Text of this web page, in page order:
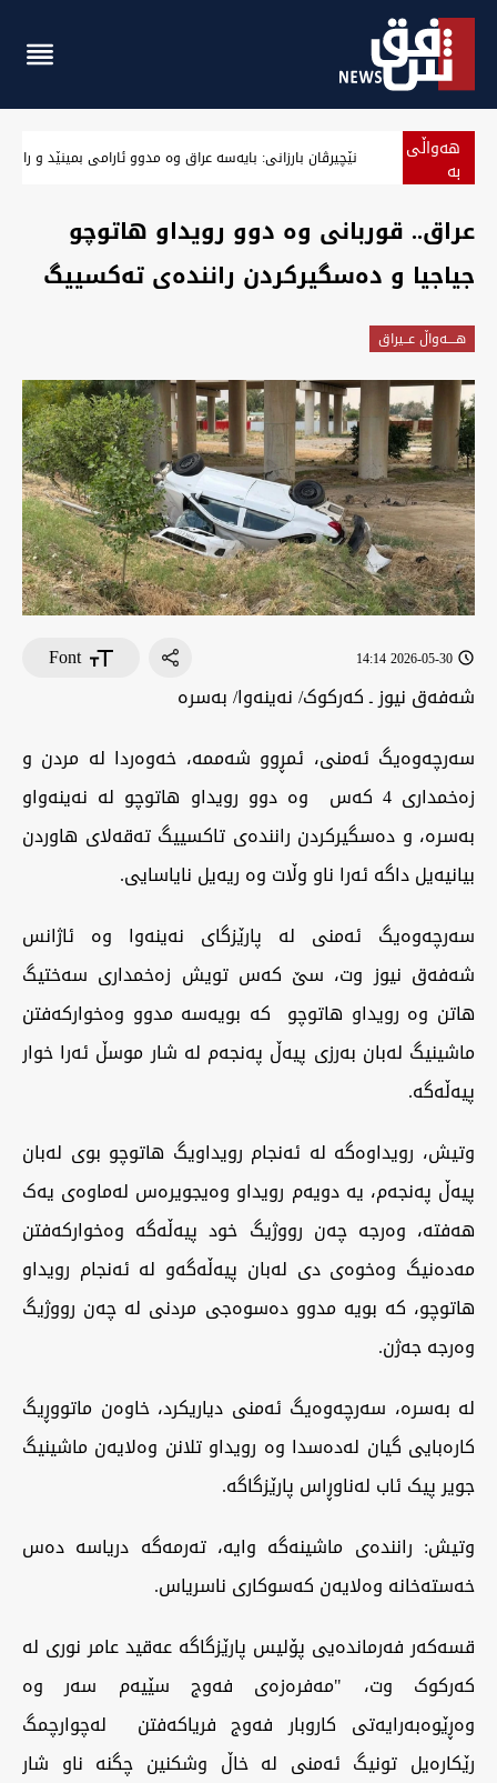
هەواڵی
بە نێچیرڤان بارزانی: بایەسە عراق وە مدوو ئارامی بمینێد و
‏عراق.. قوربانی وە دوو رویداو هاتوچو
جياجیا و دەسگیرکردن رانندەی تەکسییگ
هــــه‌واڵ عــیراق
2026-05-30 14:14
Font
شەفەق نیوز ـ کەرکوک/ نەینەوا/ بەسرە
‏سەرچەوەیگ ئەمنی، ئمڕوو شەممە، خەوەردا لە مردن و
زەخمداری 4 کەس وە دوو رویداو هاتوچو لە نەینەواو
بەسرە، و دەسگیرکردن رانندەی تاکسییگ تەقەلای هاوردن
بیانیەیل داگە ئەرا ناو وڵات وە ریەیل نایاسایی.
‏سەرچەوەیگ ئەمنی لە پارێزگای نەینەوا وە ئاژانس
شەفەق نیوز وت، سێ کەس تویش زەخمداری سەختیگ
هاتن وە رویداو هاتوچو کە بویەسە مدوو وەخوارکەفتن
ماشینیگ لەبان بەرزی پیەڵ پەنجەم لە شار موسڵ ئەرا خوار
پیەڵەگە.
‏وتیش، رویداوەگە لە ئەنجام رویداویگ هاتوچو بوی لەبان
پیەڵ پەنجەم، یە دویەم رویداو وەیجویرەس لەماوەی یەک
هەفتە، وەرجە چەن رووژیگ خود پیەڵەگە وەخوارکەفتن
مەدەنیگ وەخوەی دی لەبان پیەڵەگەو لە ئەنجام رویداو
هاتوچو، کە بویە مدوو دەسوەجی مردنی لە چەن رووژیگ
وەرجە جەژن.
‏لە بەسرە، سەرچەوەیگ ئەمنی دیاریکرد، خاوەن ماتووڕیگ
کارەبایی گیان لەدەسدا وە رویداو تلانن وەلایەن ماشینیگ
جویر پیک ئاب لەناوڕاس پارێزگاگە.
‏وتیش: رانندەی ماشینەگە وایە، تەرمەگە دریاسە دەس
خەستەخانە وەلایەن کەسوکاری ناسریاس.
‏قسەکەر فەرماندەیی پۆلیس پارێزگاگە عەقید عامر نوری لە
کەرکوک وت، "مەفرەزەی فەوج سێیەم سەر وە
وەڕێوەبەرایەتی کاروبار فەوج فریاکەفتن لەچوارچمگ
رێکارەیل تونیگ ئەمنی لە خاڵ وشکنین چگنە ناو شار